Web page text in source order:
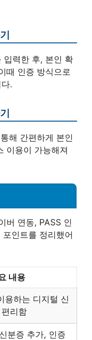
입력한 후, 본인 확
때 인증 방식으로
.
해 간편하게 본인
이용이 가능해져
버 연동, PASS 인
인트를 정리했어
내용
용하는 디지털 신
리함
분증 추가, 인증